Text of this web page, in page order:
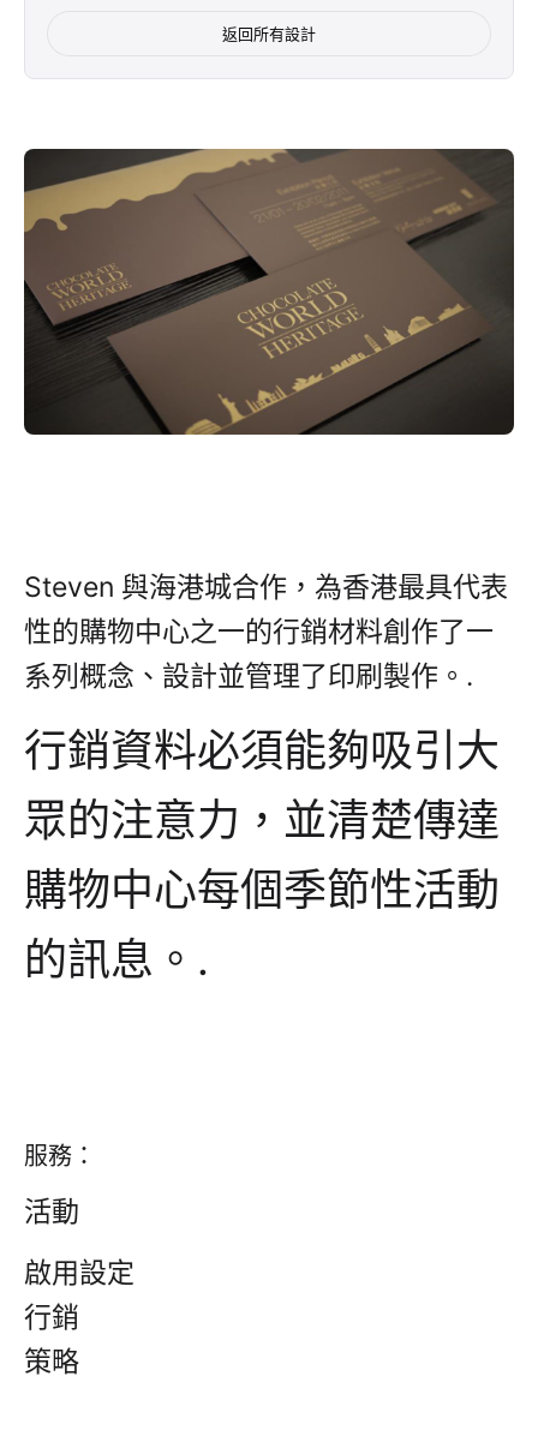
返回所有設計
Steven 與海港城合作，為香港最具代表
性的購物中心之一的行銷材料創作了一
系列概念、設計並管理了印刷製作。.
行銷資料必須能夠吸引大
眾的注意力，並清楚傳達
購物中心每個季節性活動
的訊息。.
服務：
活動
啟用設定
行銷
策略